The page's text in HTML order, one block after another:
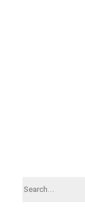
Search